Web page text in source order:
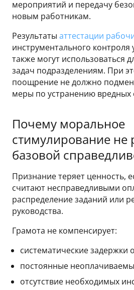
мероприятий и передачу
новым работникам.
Результаты аттестации
инструментального контроля
также могут использоваться
задач подразделениям. При
поощрение не должно
меры по устранению вредных
Почему моральное
стимулирование не
базовой
Признание теряет ценность,
считают несправедливыми
распределение заданий или
руководства.
Грамота не компенсирует:
систематические задержки
постоянные
отсутствие необходимых